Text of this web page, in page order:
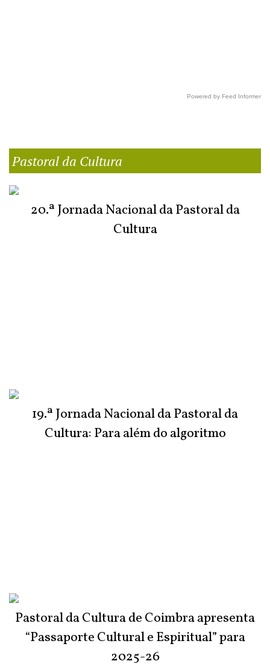
Powered by Feed Informer
Pastoral da Cultura
20.ª Jornada Nacional da Pastoral da
Cultura
19.ª Jornada Nacional da Pastoral da
Cultura: Para além do algoritmo
Pastoral da Cultura de Coimbra apresenta
“Passaporte Cultural e Espiritual” para
2025-26